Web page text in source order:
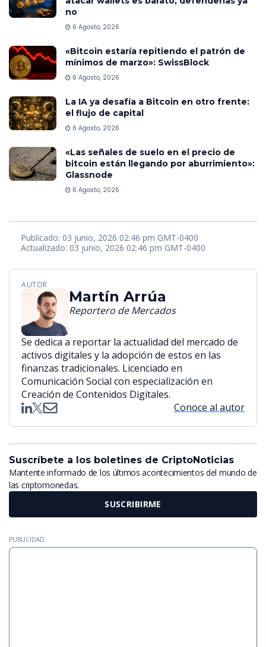
no
6 Agosto, 2026
«Bitcoin estaría repitiendo el patrón de
mínimos de marzo»: SwissBlock
6 Agosto, 2026
La IA ya desafía a Bitcoin en otro frente:
el flujo de capital
6 Agosto, 2026
«Las señales de suelo en el precio de
bitcoin están llegando por aburrimiento»:
Glassnode
6 Agosto, 2026
Publicado: 03 junio, 2026 02:46 pm GMT-0400
Actualizado: 03 junio, 2026 02:46 pm GMT-0400
AUTOR
Martín Arrúa
Reportero de Mercados
Se dedica a reportar la actualidad del mercado de
activos digitales y la adopción de estos en las
finanzas tradicionales. Licenciado en
Comunicación Social con especialización en
Creación de Contenidos Digitales.
Conoce al autor
Suscríbete a los boletines de CriptoNoticias
Mantente informado de los últimos acontecimientos del mundo de
las criptomonedas.
SUSCRIBIRME
PUBLICIDAD